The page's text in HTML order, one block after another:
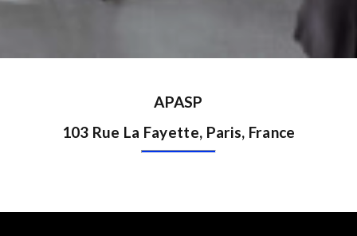
APASP
103 Rue La Fayette, Paris, France